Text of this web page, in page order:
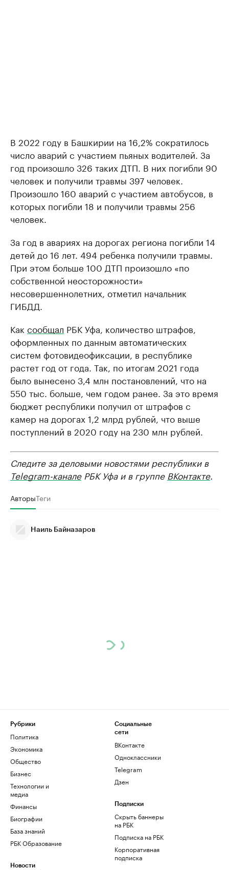
В 2022 году в Башкирии на 16,2% сократилось
число аварий с участием пьяных водителей. За
год произошло 326 таких ДТП. В них погибли 90
человек и получили травмы 397 человек.
Произошло 160 аварий с участием автобусов, в
которых погибли 18 и получили травмы 256
человек.
За год в авариях на дорогах региона погибли 14
детей до 16 лет. 494 ребенка получили травмы.
При этом больше 100 ДТП произошло «по
собственной неосторожности»
несовершеннолетних, отметил начальник
ГИБДД.
Как сообщал РБК Уфа, количество штрафов,
оформленных по данным автоматических
систем фотовидеофиксации, в республике
растет год от года. Так, по итогам 2021 года
было вынесено 3,4 млн постановлений, что на
550 тыс. больше, чем годом ранее. За это время
бюджет республики получил от штрафов с
камер на дорогах 1,2 млрд рублей, что выше
поступлений в 2020 году на 230 млн рублей.
Следите за деловыми новостями республики в
Telegram-каналеРБК Уфа и в группе ВКонтакте.
АвторыТеги
Наиль Байназаров
Рубрики
Политика
Экономика
Общество
Бизнес
Технологии и
медиа
Финансы
Биографии
База знаний
РБК Образование
Новости
Социальные
сети
ВКонтакте
Одноклассники
Telegram
Дзен
Подписки
Скрыть баннеры
на РБК
Подписка на РБК
Корпоративная
подписка